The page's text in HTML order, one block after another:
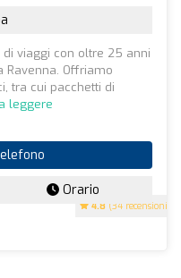
4.8 (34 recensioni)
viaggi con oltre 25 anni
Ravenna. Offriamo
tra cui pacchetti di
leggere
Orario